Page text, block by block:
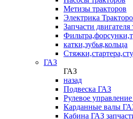
Метизы тракторов
Электрика
Запчасти двигателя
катки,зубья,кольца
ГАЗ
ГАЗ
назад
Подвеска ГАЗ
Рулевое
Карданные валы
Кабина ГАЗ